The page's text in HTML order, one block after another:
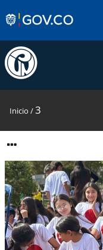
Inicio /3